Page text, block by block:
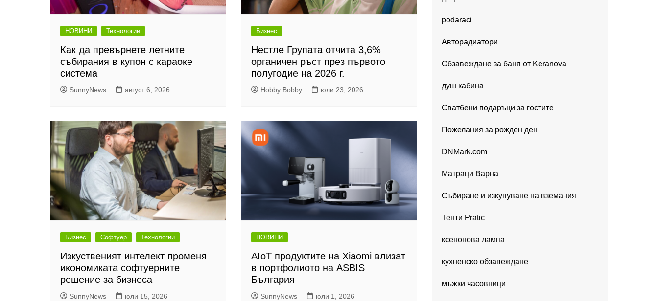
НОВИНИ Технологии
Как да превърнете летните
събирания в купон с караоке
система
SunnyNews август 6, 2026
Бизнес
Нестле Групата отчита 3,6%
органичен ръст през първото
полугодие на 2026 г.
Hobby Bobby юли 23, 2026
Бизнес Софтуер Технологии
Изкуственият интелект променя
икономиката софтуерните
решение за бизнеса
SunnyNews юли 15, 2026
НОВИНИ
AIoT продуктите на Xiaomi влизат
в портфолиото на ASBIS
България
SunnyNews юли 1, 2026
podaraci
Авторадиатори
Обзавеждане за баня от Keranova
душ кабина
Сватбени подаръци за гостите
Пожелания за рожден ден
DNMark.com
Матраци Варна
Събиране и изкупуване на вземания
Тенти Pratic
ксенонова лампа
кухненско обзавеждане
мъжки часовници